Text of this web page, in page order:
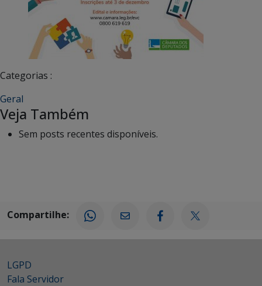
Categorias :
Geral
Veja Também
Sem posts recentes disponíveis.
Compartilhe:
LGPD
Fala Servidor